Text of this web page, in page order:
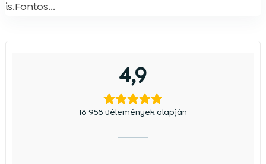
is.Fontos...
4,9
18 958 vélemények alapján